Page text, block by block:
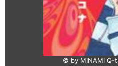
© by MINAMI Q-